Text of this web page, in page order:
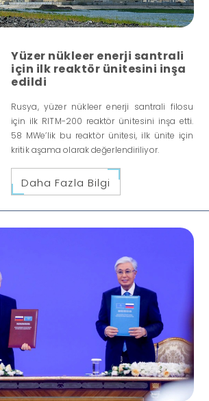
Yüzer nükleer enerji santrali
için ilk reaktör ünitesini inşa
edildi
Rusya, yüzer nükleer enerji santrali filosu
için ilk RITM-200 reaktör ünitesini inşa etti.
58 MWe’lik bu reaktör ünitesi, ilk ünite için
kritik aşama olarak değerlendiriliyor.
Daha Fazla Bilgi